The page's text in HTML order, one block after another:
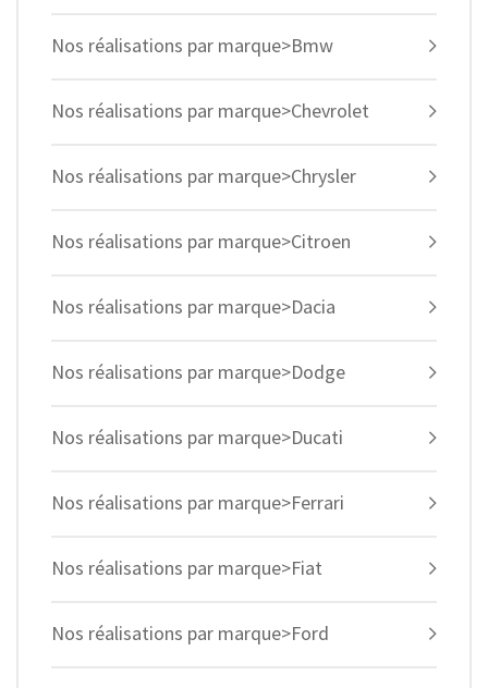
Nos réalisations par marque>Bmw
Nos réalisations par marque>Chevrolet
Nos réalisations par marque>Chrysler
Nos réalisations par marque>Citroen
Nos réalisations par marque>Dacia
Nos réalisations par marque>Dodge
Nos réalisations par marque>Ducati
Nos réalisations par marque>Ferrari
Nos réalisations par marque>Fiat
Nos réalisations par marque>Ford